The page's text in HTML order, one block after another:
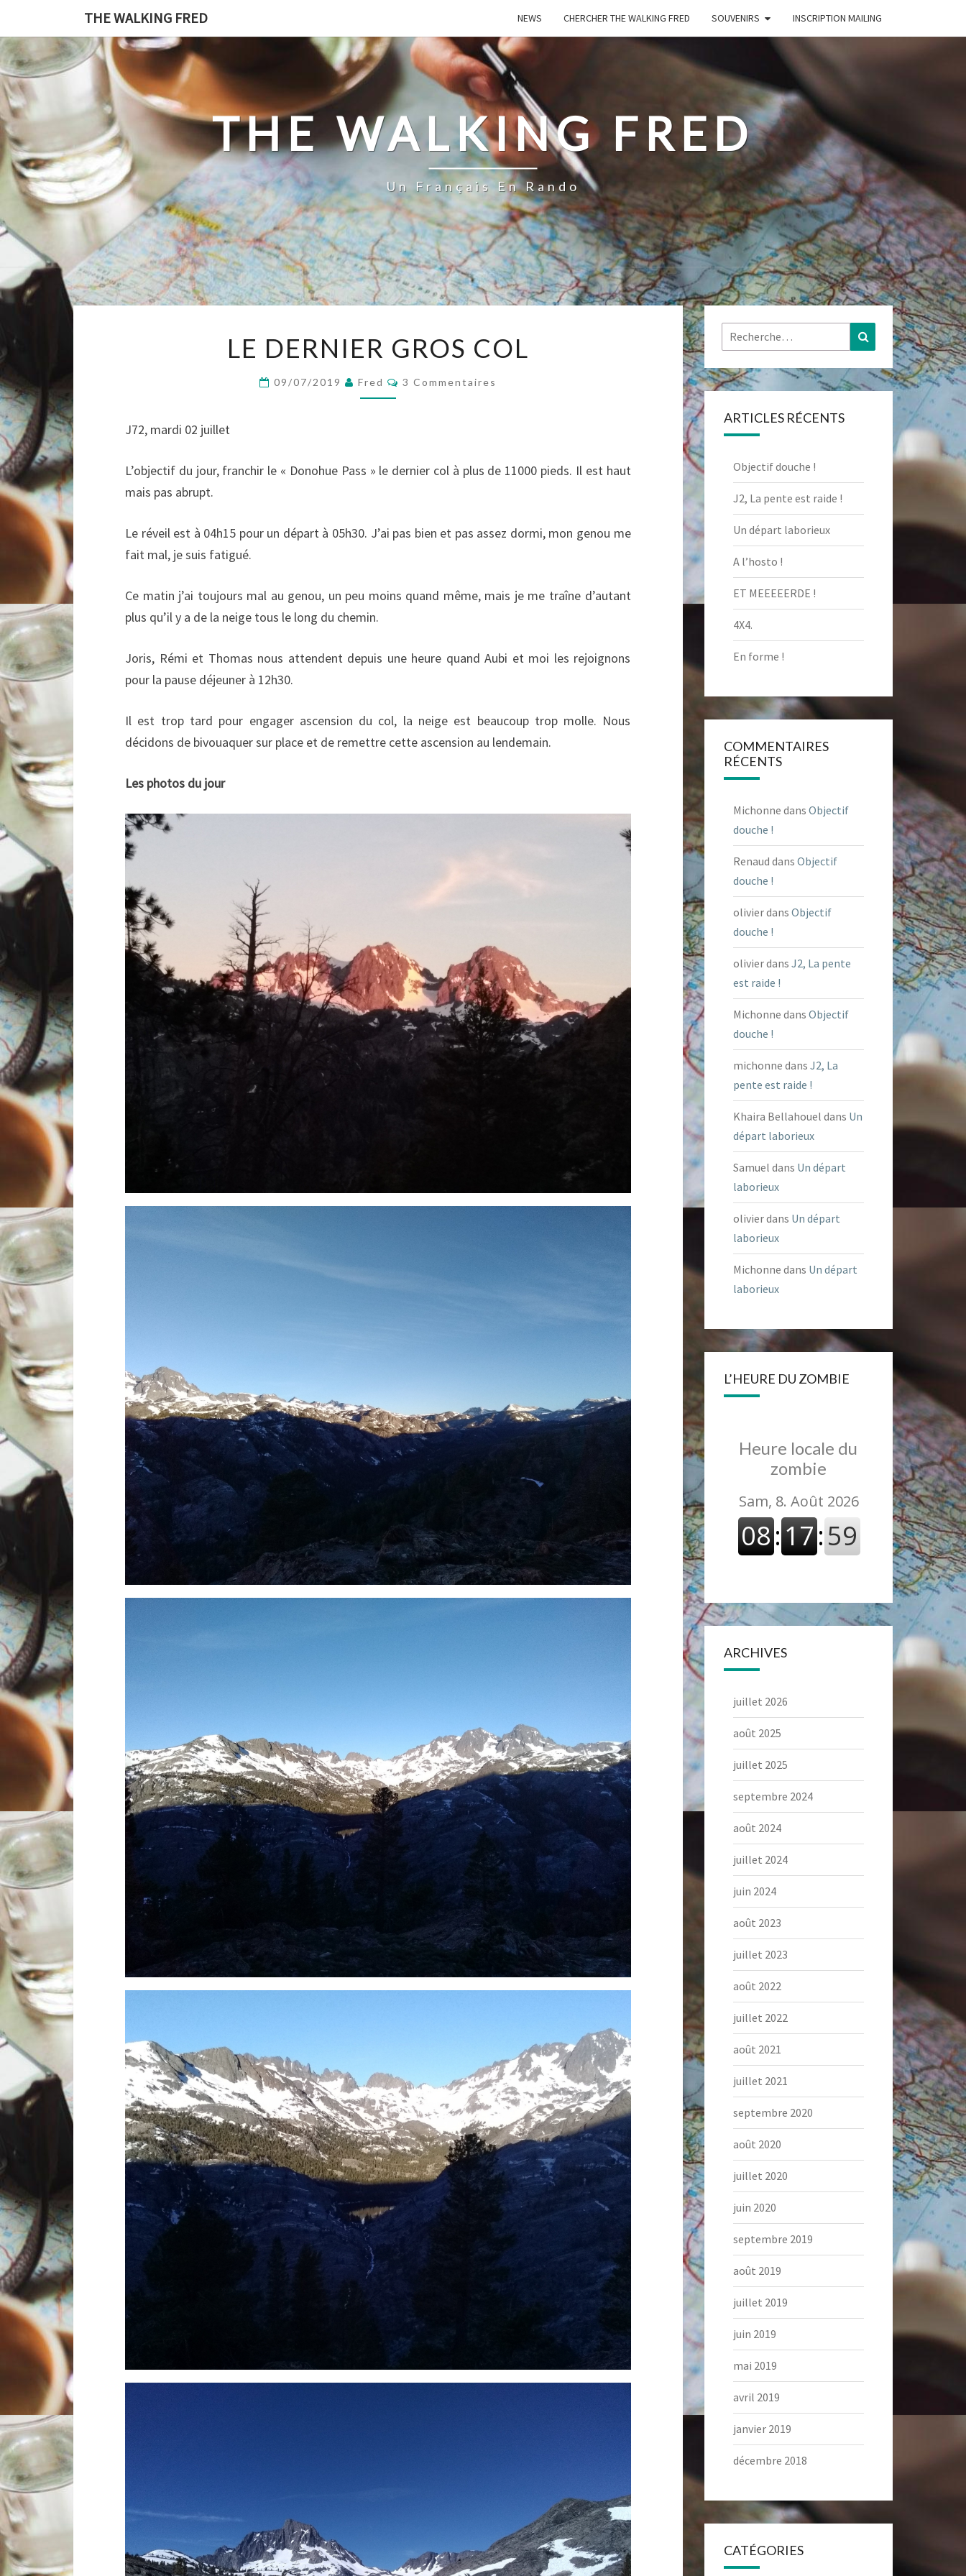
content
THE WALKING FRED NEWS CHERCHER THE WALKING FRED SOUVENIRS INSCRIPTION MAILING
THE WALKING FRED
Un Français En Rando
DERNIER
LE DERNIER GROS COL
09/07/2019 Fred Commentaires
3 Commentaires
J72, mardi 02 juillet
L’objectif du jour, franchir le « Donohue Pass » le dernier col à plus de 11000 pieds. Il est haut
mais pas abrupt.
Le réveil est à 04h15 pour un départ à 05h30. J’ai pas bien et pas assez dormi, mon genou me
fait mal, je suis fatigué.
Ce matin j’ai toujours mal au genou, un peu moins quand même, mais je me traîne d’autant
plus qu’il y a de la neige tous le long du chemin.
Joris, Rémi et Thomas nous attendent depuis une heure quand Aubi et moi les rejoignons
pour la pause déjeuner à 12h30.
Il est trop tard pour engager ascension du col, la neige est beaucoup trop molle. Nous
décidons de bivouaquer sur place et de remettre cette ascension au lendemain.
Les photos du jour
Rechercher : Recherche
ARTICLES RÉCENTS
Objectif douche !
J2, La pente est raide !
Un départ laborieux
A l’hosto !
ET MEEEEERDE !
4X4.
En forme !
COMMENTAIRES
RÉCENTS
Michonne dans Objectif
douche !
Renaud dans Objectif
douche !
olivierdans Objectif
douche !
olivierdans J2, La pente
est raide !
Michonne dans Objectif
douche !
michonne dans J2, La
pente est raide !
Khaira Bellahouel dans Un
départ laborieux
Samuel dans Un départ
laborieux
olivierdans Un départ
laborieux
Michonne dans Un départ
laborieux
L’HEURE DU ZOMBIE
Heure locale du
zombie
ARCHIVES
juillet 2026
août 2025
juillet 2025
septembre 2024
août 2024
juillet 2024
juin 2024
août 2023
juillet 2023
août 2022
juillet 2022
août 2021
juillet 2021
septembre 2020
août 2020
juillet 2020
juin 2020
septembre 2019
août 2019
juillet 2019
juin 2019
mai 2019
avril 2019
janvier 2019
décembre 2018
CATÉGORIES